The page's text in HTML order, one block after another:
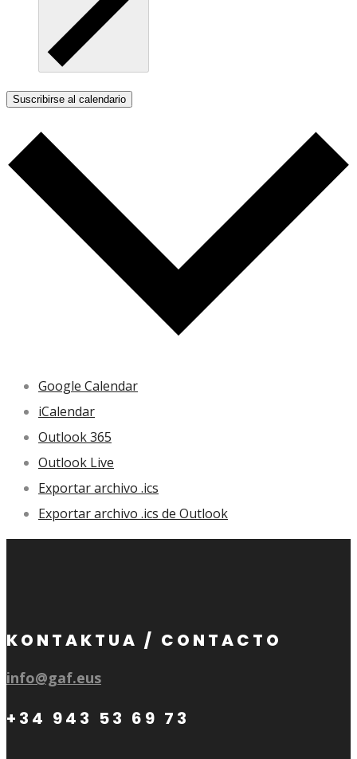
Suscribirse al calendario
Google Calendar
iCalendar
Outlook 365
Outlook Live
Exportar archivo .ics
Exportar archivo .ics de Outlook
KONTAKTUA / CONTACTO
info@gaf.eus
+34 943 53 69 73